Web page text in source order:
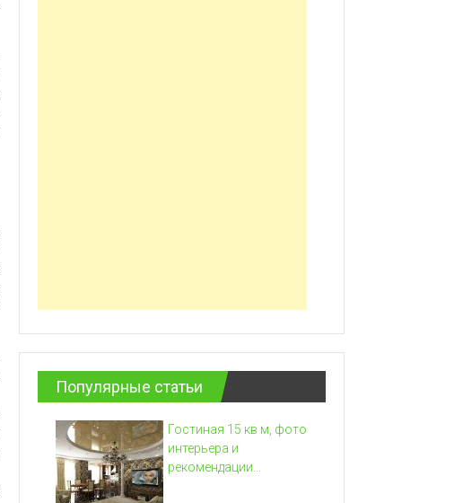
Популярные статьи
Гостиная 15 кв м, фото
интерьера и
рекомендации...